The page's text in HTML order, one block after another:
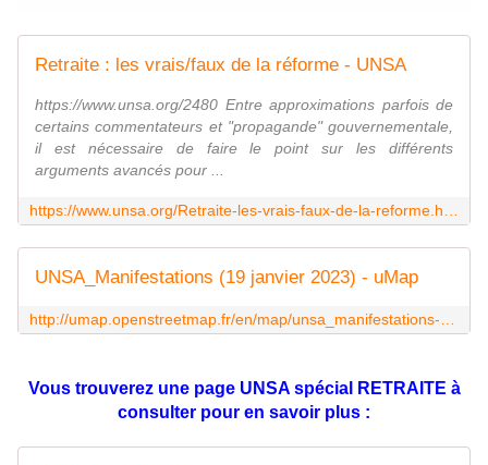
Retraite : les vrais/faux de la réforme - UNSA
https://www.unsa.org/2480 Entre approximations parfois de
certains commentateurs et "propagande" gouvernementale,
il est nécessaire de faire le point sur les différents
arguments avancés pour ...
https://www.unsa.org/Retraite-les-vrais-faux-de-la-reforme.html
UNSA_Manifestations (19 janvier 2023) - uMap
http://umap.openstreetmap.fr/en/map/unsa_manifestations-19-janvier-2023_856030
Vous trouverez une page UNSA spécial RETRAITE à
consulter pour en savoir plus :